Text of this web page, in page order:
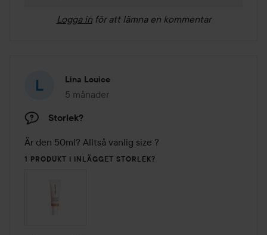
Logga in för att lämna en kommentar
Lina Louice
5 månader
Inlägget skapades 5 månader
Storlek?
1 PRODUKT I INLÄGGET STORLEK?